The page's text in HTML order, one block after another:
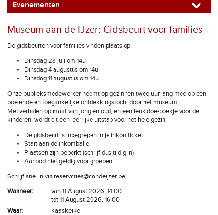
Evenementen
Museum aan de IJzer: Gidsbeurt voor families
De gidsbeurten voor families vinden plaats op:
Dinsdag 28 juli om 14u
Dinsdag 4 augustus om 14u
Dinsdag 11 augustus om 14u
Onze publieksmedewerker neemt op gezinnen twee uur lang mee op een
boeiende en toegankelijke ontdekkingstocht door het museum.
Met verhalen op maat van jong én oud, en een leuk doe-boekje voor de
kinderen, wordt dit een leerrijke uitstap voor het hele gezin!
De gidsbeurt is inbegrepen in je inkomticket
Start aan de inkombalie
Plaatsen zijn beperkt (schrijf dus tijdig in)
Aanbod niet geldig voor groepen
Schrijf snel in via reservaties@aandeijzer.be!
Wanneer:
van 11 August 2026, 14:00
tot 11 August 2026, 16:00
Waar:
Kaaskerke